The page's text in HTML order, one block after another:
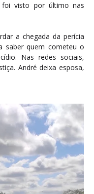
visto por último nas
a chegada da perícia
saber quem cometeu o
Nas redes sociais,
André deixa esposa,